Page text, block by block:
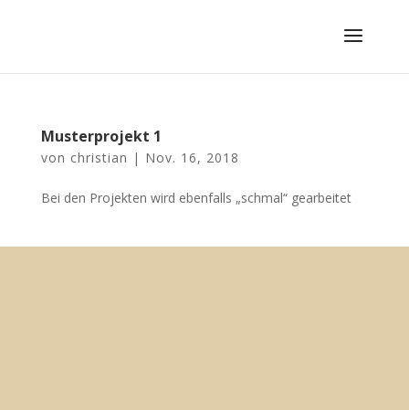
Musterprojekt 1
von christian | Nov. 16, 2018
Bei den Projekten wird ebenfalls „schmal“ gearbeitet